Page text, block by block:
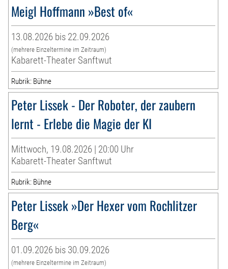
Meigl Hoffmann »Best of«
13.08.2026 bis 22.09.2026
(mehrere Einzeltermine im Zeitraum)
Kabarett-Theater Sanftwut
Rubrik: Bühne
Peter Lissek - Der Roboter, der zaubern
lernt - Erlebe die Magie der KI
Mittwoch, 19.08.2026 | 20:00 Uhr
Kabarett-Theater Sanftwut
Rubrik: Bühne
Peter Lissek »Der Hexer vom Rochlitzer
Berg«
01.09.2026 bis 30.09.2026
(mehrere Einzeltermine im Zeitraum)